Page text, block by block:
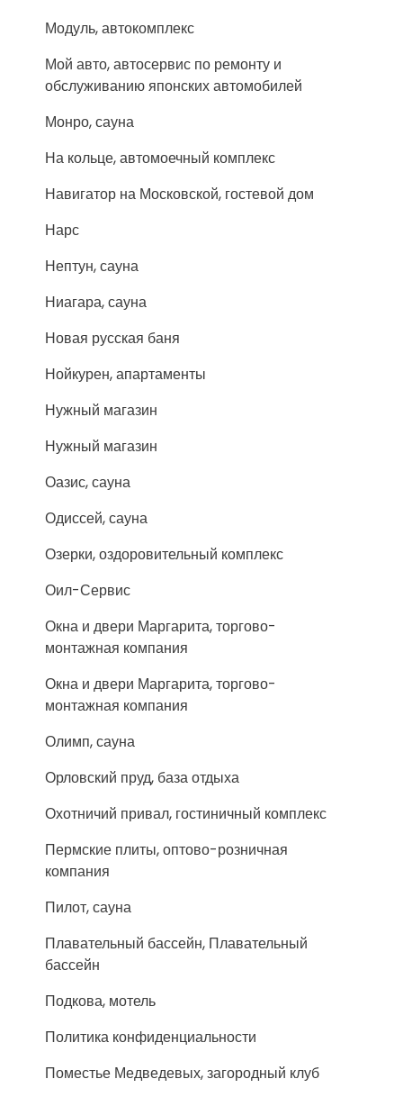
Модуль, автокомплекс
Мой авто, автосервис по ремонту и
обслуживанию японских автомобилей
Монро, сауна
На кольце, автомоечный комплекс
Навигатор на Московской, гостевой дом
Нарс
Нептун, сауна
Ниагара, сауна
Новая русская баня
Нойкурен, апартаменты
Нужный магазин
Нужный магазин
Оазис, сауна
Одиссей, сауна
Озерки, оздоровительный комплекс
Оил-Сервис
Окна и двери Маргарита, торгово-
монтажная компания
Окна и двери Маргарита, торгово-
монтажная компания
Олимп, сауна
Орловский пруд, база отдыха
Охотничий привал, гостиничный комплекс
Пермские плиты, оптово-розничная
компания
Пилот, сауна
Плавательный бассейн, Плавательный
бассейн
Подкова, мотель
Политика конфиденциальности
Поместье Медведевых, загородный клуб